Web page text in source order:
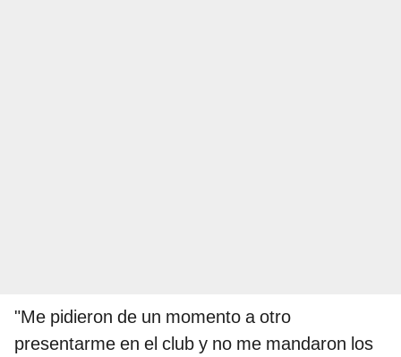
"Me pidieron de un momento a otro
presentarme en el club y no me mandaron los